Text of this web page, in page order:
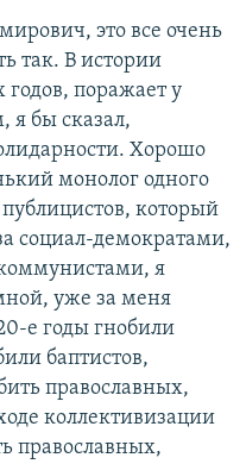
это все очень
так. В истории
поражает у
я бы сказал,
Хорошо
монолог одного
который
социал-демократами,
я
уже за меня
е годы гнобили
баптистов,
православных,
коллективизации
православных,